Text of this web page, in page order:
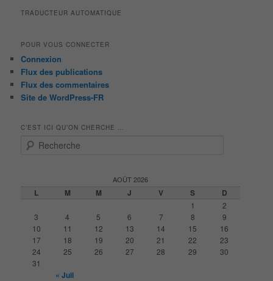
TRADUCTEUR AUTOMATIQUE
POUR VOUS CONNECTER
Connexion
Flux des publications
Flux des commentaires
Site de WordPress-FR
C’EST ICI QU’ON CHERCHE …
AOÛT 2026
L M M J V S D
1
2
3
4 5 6 7 8
9
10
11 12 13 14 15
16
17
18 19 20 21 22
23
24
25 26 27 28 29
30
31
« Juil